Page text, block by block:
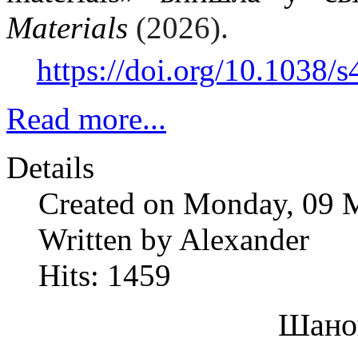
Materials (2026).
https://doi.org/10.1038/
Read more...
Details
Created on Monday, 09
Written by Alexander
Hits: 1459